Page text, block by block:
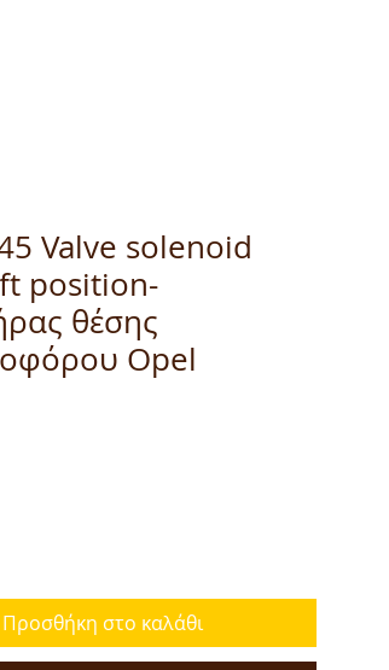
Valve solenoid
position-
θέσης
Opel
Προσθήκη στο καλάθι